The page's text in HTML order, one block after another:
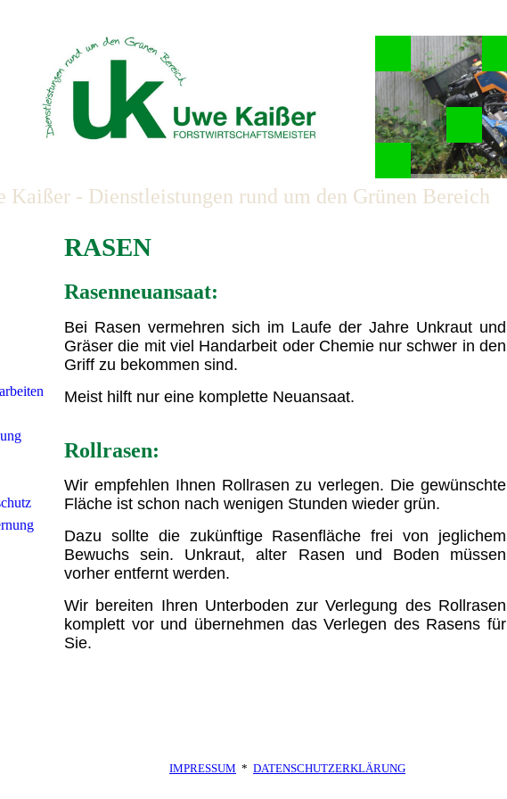
Kaißer - Dienstleistungen rund um den Grünen Bereich
RASEN
Rasenneuansaat:
Bei Rasen vermehren sich im Laufe der Jahre Unkraut und
Gräser die mit viel Handarbeit oder Chemie nur schwer in den
Griff zu bekommen sind.
Meist hilft nur eine komplette Neuansaat.
Rollrasen:
Wir empfehlen Ihnen Rollrasen zu verlegen. Die gewünschte
Fläche ist schon nach wenigen Stunden wieder grün.
Dazu sollte die zukünftige Rasenfläche frei von jeglichem
Bewuchs sein. Unkraut, alter Rasen und Boden müssen
vorher entfernt werden.
Wir bereiten Ihren Unterboden zur Verlegung des Rollrasen
komplett vor und übernehmen das Verlegen des Rasens für
Sie.
IMPRESSUM * DATENSCHUTZERKLÄRUNG